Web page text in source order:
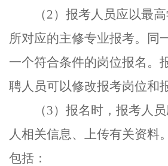
（2）报考人员应以最
所对应的主修专业报考。同
一个符合条件的岗位报名。
聘人员可以修改报考岗位和
（3）报名时，报考人
人相关信息、上传有关资料
包括：